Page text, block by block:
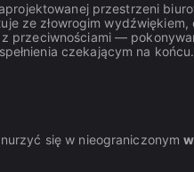
przestrzeni
ze złowrogim
przeciwnościami —
czekającym na końcu.
się w nieograniczonym